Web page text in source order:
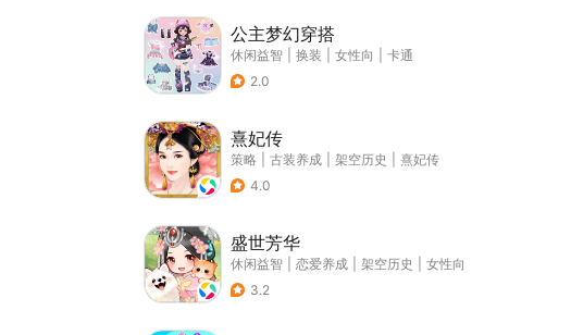
公主梦幻穿搭
休闲益智 换装 女性向
卡通
2.0
熹妃传
策略 古装养成 架空历史
熹妃传
4.0
盛世芳华
休闲益智 恋爱养成 架空历史
女性向
3.2